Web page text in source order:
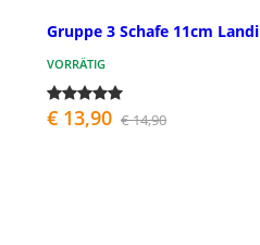
Gruppe 3 Schafe 11cm Landi
VORRÄTIG
€ 13,90 € 14,90